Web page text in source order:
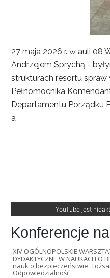
27 maja 2026 r. w auli 08
Andrzejem Sprychą -
strukturach resortu spraw
Pełnomocnika
Departamentu Porządku
a
YouTube jest
Konferencje
XIV OGÓLNOPOLSKIE
DYDAKTYCZNE W NAUKACH O
nauk o bezpieczeństwie.
Odpowiedzialność